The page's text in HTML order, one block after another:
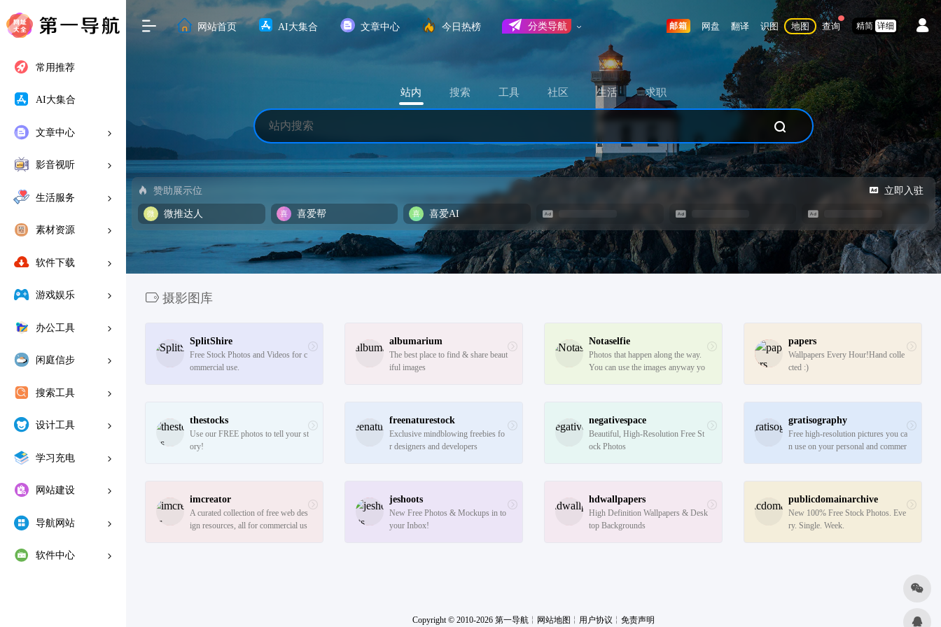
常用推荐
AI大集合
文章中心
影音视听
生活服务
素材资源
软件下载
游戏娱乐
办公工具
闲庭信步
搜索工具
设计工具
学习充电
网站建设
导航网站
软件中心
网站首页 AI大集合 文章中心 今日热榜 分类导航 邮箱 网盘 翻译 识图 地图 查询 精简 详细
站内 搜索 工具 社区 生活 求职
赞助展示位 立即入驻
微推达人 喜爱帮 喜爱AI
摄影图库
SplitShire
Free Stock Photos and Videos for c
ommercial use.
albumarium
The best place to find & share beaut
iful images
Notaselfie
Photos that happen along the way.
You can use the images anyway yo
papers
Wallpapers Every Hour!Hand colle
cted :)
thestocks
Use our FREE photos to tell your st
ory!
freenaturestock
Exclusive mindblowing freebies fo
r designers and developers
negativespace
Beautiful, High-Resolution Free St
ock Photos
gratisography
Free high-resolution pictures you ca
n use on your personal and commer
imcreator
A curated collection of free web des
ign resources, all for commercial us
jeshoots
New Free Photos & Mockups in to
your Inbox!
hdwallpapers
High Definition Wallpapers & Desk
top Backgrounds
publicdomainarchive
New 100% Free Stock Photos. Eve
ry. Single. Week.
Copyright © 2010-2026 第一导航 ╎ 网站地图 ╎ 用户协议 ╎ 免责声明